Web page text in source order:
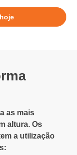
as mais
altura. Os
a utilização